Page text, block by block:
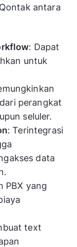
antara
: Dapat
untuk
perangkat
seluler.
: Terintegrasi
data
PBX yang
text